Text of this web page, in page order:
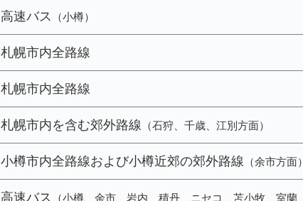
高速バス （小樽）
札幌市内全路線
札幌市内全路線
札幌市内を含む郊外路線 （石狩、千歳、江別方面）
小樽市内全路線および小樽近郊の郊外路線 （余市方面）
高速バス （小樽、余市、岩内、積丹、ニセコ、苫小牧、室蘭、